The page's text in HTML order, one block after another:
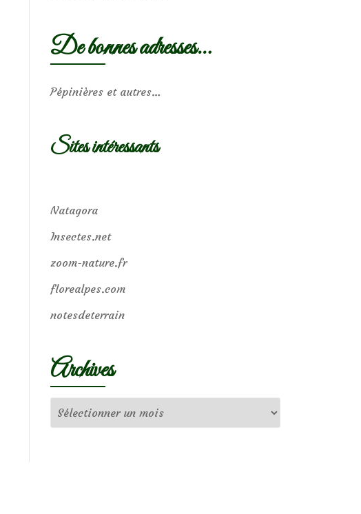
De bonnes adresses…
Pépinières et autres…
Sites intéressants
Natagora
Insectes.net
zoom-nature.fr
florealpes.com
notesdeterrain
Archives
Archives